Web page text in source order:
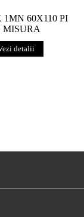
1MN 60X110 PI
MISURA
detalii